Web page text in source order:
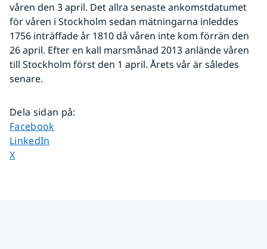
våren den 3 april. Det allra senaste ankomstdatumet
för våren i Stockholm sedan mätningarna inleddes
1756 inträffade år 1810 då våren inte kom förrän den
26 april. Efter en kall marsmånad 2013 anlände våren
till Stockholm först den 1 april. Årets vår är således
senare.
Dela sidan på:
Dela sidan på
Facebook
Dela sidan på
LinkedIn
Dela sidan på
X